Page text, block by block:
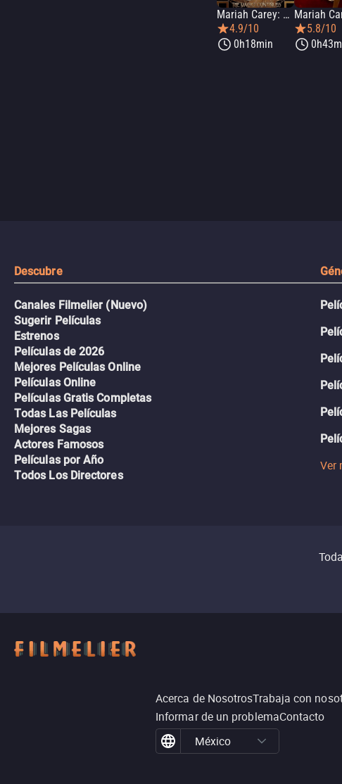
Mariah Carey: La magia continúa
4.9/10
0h18min
5.8/10
Descubre
Canales Filmelier (Nuevo)
Sugerir Películas
Estrenos
Películas de 2026
Mejores Películas Online
Películas Online
Películas Gratis Completas
Todas Las Películas
Mejores Sagas
Actores Famosos
Películas por Año
Todos Los Directores
Ver
Acerca de NosotrosTrabaja con
Informar de un problemaContacto
México